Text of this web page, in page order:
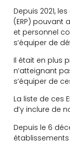
Depuis 2021,
(ERP) pouvant
et personnel
s’équiper de
Il était en plus
n’atteignant
s’équiper de
La liste de ces
d’y inclure de
Depuis le 6